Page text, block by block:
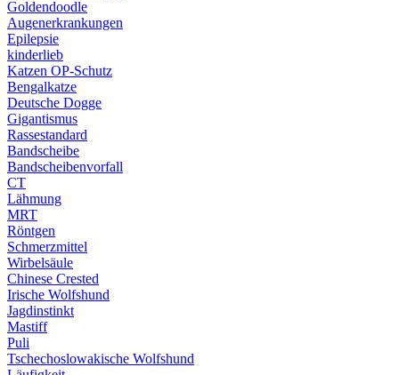
Goldendoodle
Augenerkrankungen
Epilepsie
kinderlieb
Katzen OP-Schutz
Bengalkatze
Deutsche Dogge
Gigantismus
Rassestandard
Bandscheibe
Bandscheibenvorfall
CT
Lähmung
MRT
Röntgen
Schmerzmittel
Wirbelsäule
Chinese Crested
Irische Wolfshund
Jagdinstinkt
Mastiff
Puli
Tschechoslowakische Wolfshund